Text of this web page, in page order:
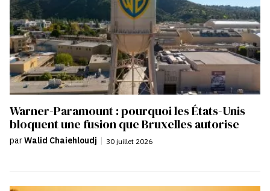
Warner-Paramount : pourquoi les États-Unis
bloquent une fusion que Bruxelles autorise
parWalid Chaiehloudj | 30 juillet 2026